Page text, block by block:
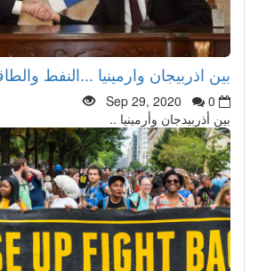
بين اذربيجان وارمينيا ...النفط والطاقة
Sep 29, 2020
0
بين أذربيدجان وأرمينيا ..